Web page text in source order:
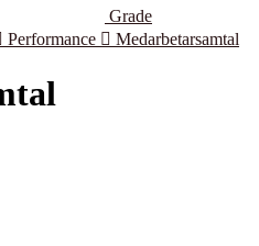
Grade
Performance  Medarbetarsamtal